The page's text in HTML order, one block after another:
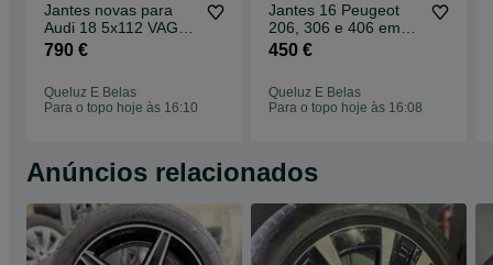
Jantes novas para
Audi 18 5x112 VAG
Qualidade expopneu
790 €
Queluz E Belas
Para o topo hoje às 16:10
Jantes 16 Peugeot
206, 306 e 406 em
4x108
450 €
Queluz E Belas
Para o topo hoje às 16:08
Anúncios relacionados